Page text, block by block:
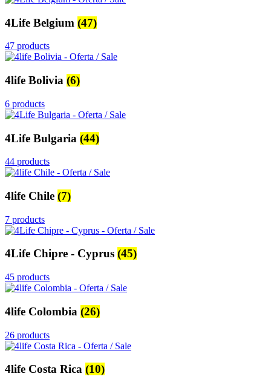
4Life Belgium (47)
47 products
4life Bolivia (6)
6 products
4Life Bulgaria (44)
44 products
4life Chile (7)
7 products
4Life Chipre - Cyprus (45)
45 products
4life Colombia (26)
26 products
4life Costa Rica (10)